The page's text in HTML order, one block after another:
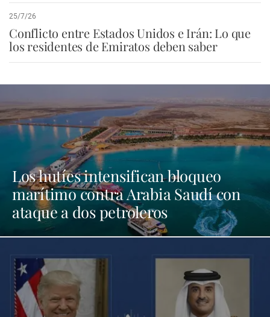
25/7/26
Conflicto entre Estados Unidos e Irán: Lo que
los residentes de Emiratos deben saber
Los hutíes intensifican bloqueo
marítimo contra Arabia Saudí con
ataque a dos petroleros